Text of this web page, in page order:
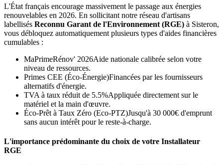
L'État français encourage massivement le passage aux énergies
renouvelables en 2026. En sollicitant notre réseau d'artisans
labellisés Reconnu Garant de l'Environnement (RGE) à Sisteron,
vous débloquez automatiquement plusieurs types d'aides financières
cumulables :
MaPrimeRénov' 2026Aide nationale calibrée selon votre
niveau de ressources.
Primes CEE (Éco-Énergie)Financées par les fournisseurs
alternatifs d'énergie.
TVA à taux réduit de 5.5%Appliquée directement sur le
matériel et la main d'œuvre.
Éco-Prêt à Taux Zéro (Eco-PTZ)Jusqu'à 30 000€ d'emprunt
sans aucun intérêt pour le reste-à-charge.
L'importance prédominante du choix de votre Installateur
RGE